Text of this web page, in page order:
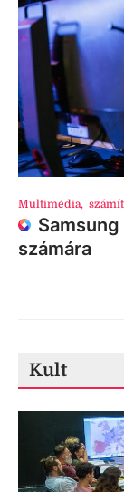
Multimédia,
számára
Kult